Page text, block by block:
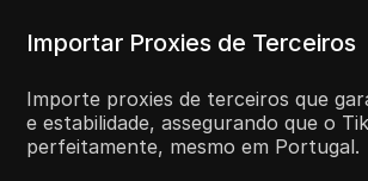
Importar Proxies de Terceiros
Importe proxies de terceiros que
e estabilidade, assegurando que o
perfeitamente, mesmo em Portugal.